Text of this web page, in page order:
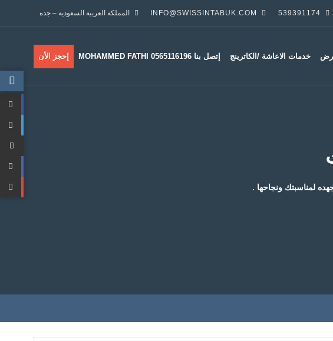
539391174
INFO@SWISSINTABUK.COM المملكة العربية السعودية – جده
خدمات الاعاشة /الكاترينج إتصل بنا MOHAMMED FATHI 0565116196 إحجز الأن
لمناسبتك ونجاحها .